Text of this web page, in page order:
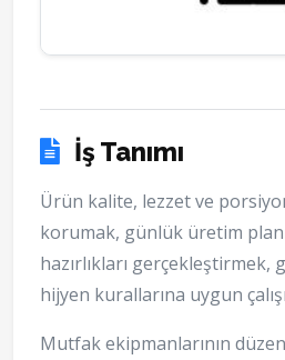
İş Tanımı
Ürün kalite, lezzet ve
korumak, günlük üretim
hazırlıkları gerçekleştirmek,
hijyen kurallarına uygun
Mutfak ekipmanlarının